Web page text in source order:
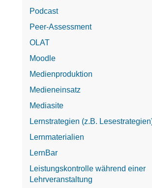
Podcast
Peer-Assessment
OLAT
Moodle
Medienproduktion
Medieneinsatz
Mediasite
Lernstrategien (z.B.
Lernmaterialien
LernBar
Leistungskontrolle während einer
Lehrveranstaltung